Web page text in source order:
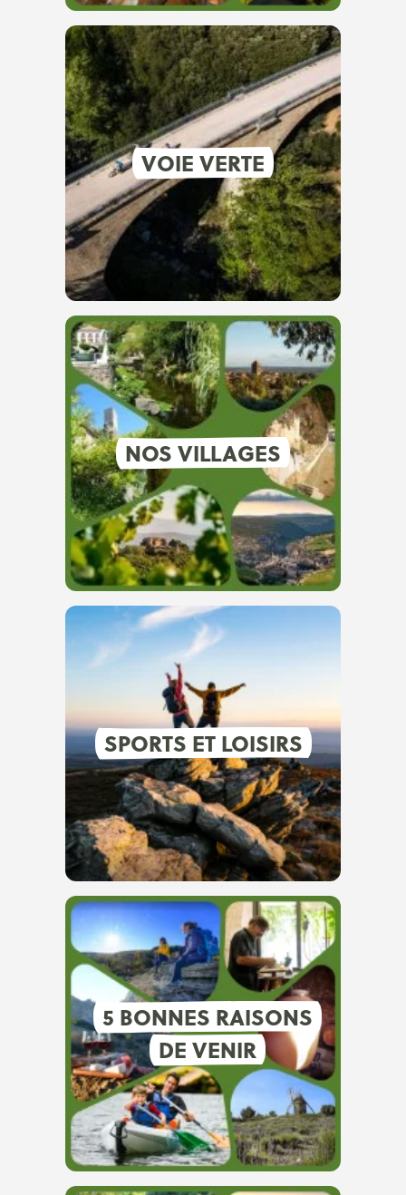
VOIE VERTE
NOS VILLAGES
SPORTS ET LOISIRS
5 BONNES RAISONS
DE VENIR